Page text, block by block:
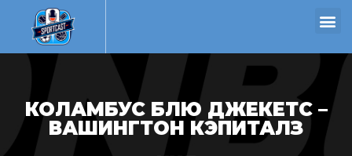
КОЛАМБУС БЛЮ ДЖЕКЕТС –
ВАШИНГТОН КЭПИТАЛЗ